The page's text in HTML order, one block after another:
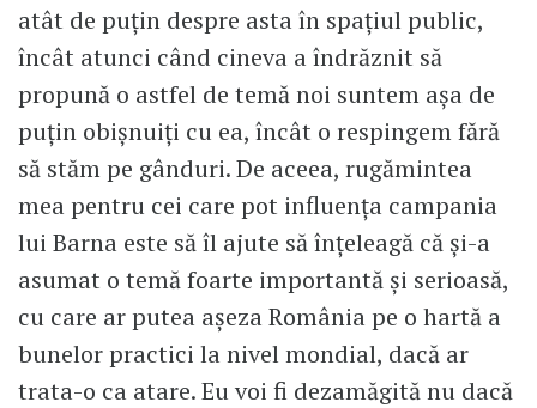
atât de puţin despre asta în spaţiul public,
încât atunci când cineva a îndrăznit să
propună o astfel de temă noi suntem aşa de
puţin obişnuiţi cu ea, încât o respingem fără
să stăm pe gânduri. De aceea, rugămintea
mea pentru cei care pot influenţa campania
lui Barna este să îl ajute să înţeleagă că şi-a
asumat o temă foarte importantă şi serioasă,
cu care ar putea aşeza România pe o hartă a
bunelor practici la nivel mondial, dacă ar
trata-o ca atare. Eu voi fi dezamăgită nu dacă